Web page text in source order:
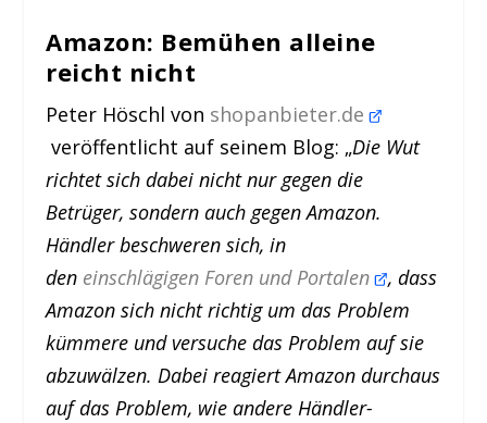
Amazon: Bemühen alleine
reicht nicht
Peter Höschl von shopanbieter.de
veröffentlicht auf seinem Blog: „Die Wut
richtet sich dabei nicht nur gegen die
Betrüger, sondern auch gegen Amazon.
Händler beschweren sich, in
den einschlägigen Foren und Portalen , dass
Amazon sich nicht richtig um das Problem
kümmere und versuche das Problem auf sie
abzuwälzen. Dabei reagiert Amazon durchaus
auf das Problem, wie andere Händler-